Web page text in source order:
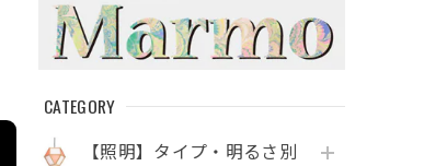
CATEGORY
【照明】タイプ・明るさ別